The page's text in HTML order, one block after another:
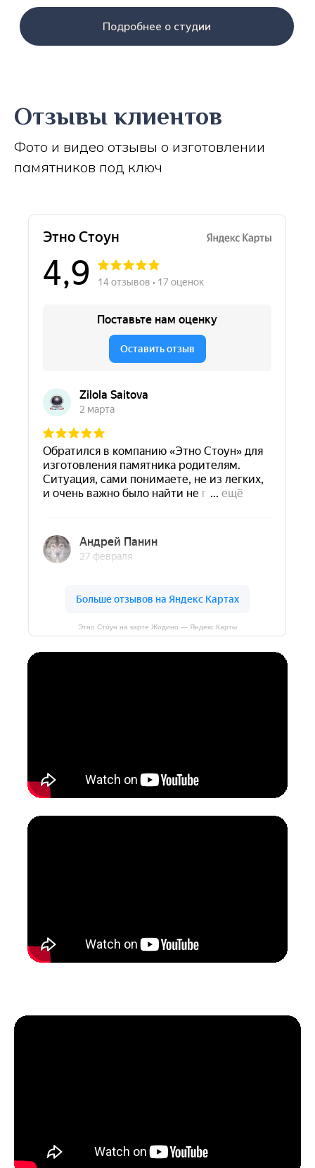
Подробнее о студии
Отзывы клиентов
Фото и видео отзывы о изготовлении
памятников под ключ
Этно Стоун на карте Жодино — Яндекс Карты